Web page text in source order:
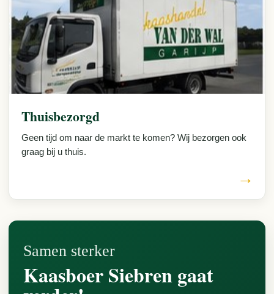
Thuisbezorgd
Geen tijd om naar de markt te komen? Wij bezorgen ook
graag bij u thuis.
→
Samen sterker
Kaasboer Siebren gaat